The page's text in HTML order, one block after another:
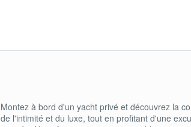
Montez à bord d'un yacht privé et découvrez la
de l'intimité et du luxe, tout en profitant d'une